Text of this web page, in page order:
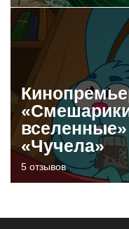
«Чучела»
5 отзывов